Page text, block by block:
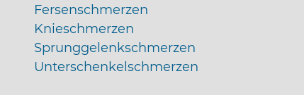
Fersenschmerzen
Knieschmerzen
Sprunggelenkschmerzen
Unterschenkelschmerzen